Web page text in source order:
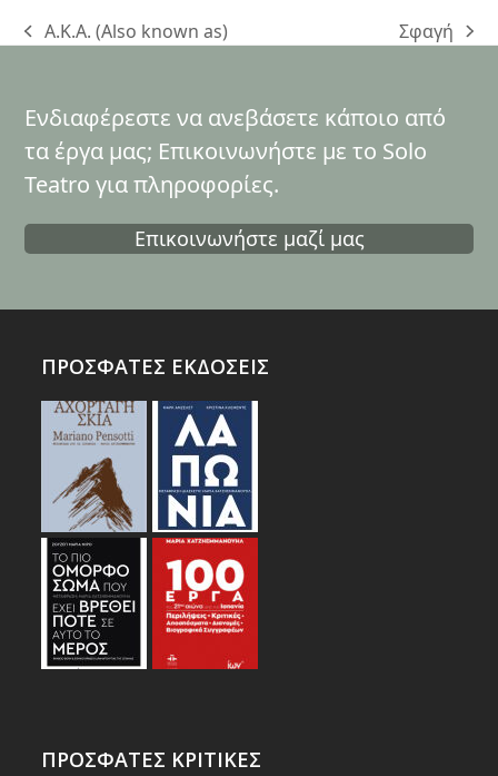
previous
Α.Κ.Α. (Also known as)
next
Σφαγή
Ενδιαφέρεστε να ανεβάσετε κάποιο από
τα έργα μας; Επικοινωνήστε με το Solo
Teatro για πληροφορίες.
Επικοινωνήστε μαζί μας
ΠΡΟΣΦΑΤΕΣ ΕΚΔΟΣΕΙΣ
ΠΡΟΣΦΑΤΕΣ ΚΡΙΤΙΚΕΣ